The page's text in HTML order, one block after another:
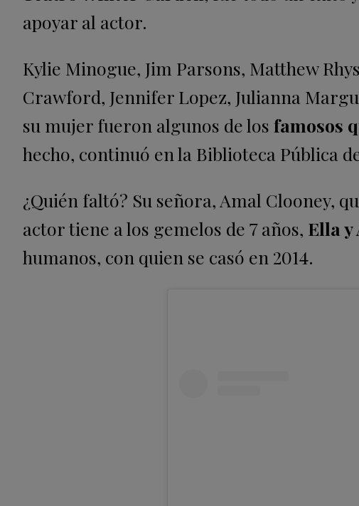
apoyar al actor.
Kylie Minogue, Jim Parsons, Matthew
Crawford, Jennifer Lopez, Julianna
su mujer fueron algunos de los famosos
hecho, continuó en la Biblioteca Pública
¿Quién faltó? Su señora, Amal Clooney,
actor tiene a los gemelos de 7 años, Ella y
humanos, con quien se casó en 2014.